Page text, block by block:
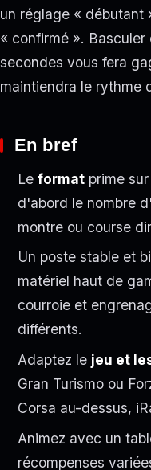
un réglage « débutant
« confirmé ».
secondes vous fera
maintiendra le rythme
En bref
Leformat prime
d'abord le nombre
montre ou course
Un poste stable et
matériel haut de
courroie et
différents.
Adaptez le jeu et
Gran Turismo ou
Corsa au-dessus,
Animez avec un
récompenses